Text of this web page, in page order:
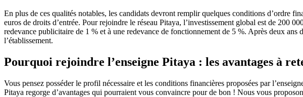
En plus de ces qualités notables, les candidats devront remplir quelques conditions d’ordre
euros de droits d’entrée. Pour rejoindre le réseau Pitaya, l’investissement global est de 200
redevance publicitaire de 1 % et à une redevance de fonctionnement de 5 %. Après deux
l’établissement.
Pourquoi rejoindre l’enseigne Pitaya : les avantages à
Vous pensez posséder le profil nécessaire et les conditions financières proposées par
Pitaya regorge d’avantages qui pourraient vous convaincre pour de bon ! Nous vous